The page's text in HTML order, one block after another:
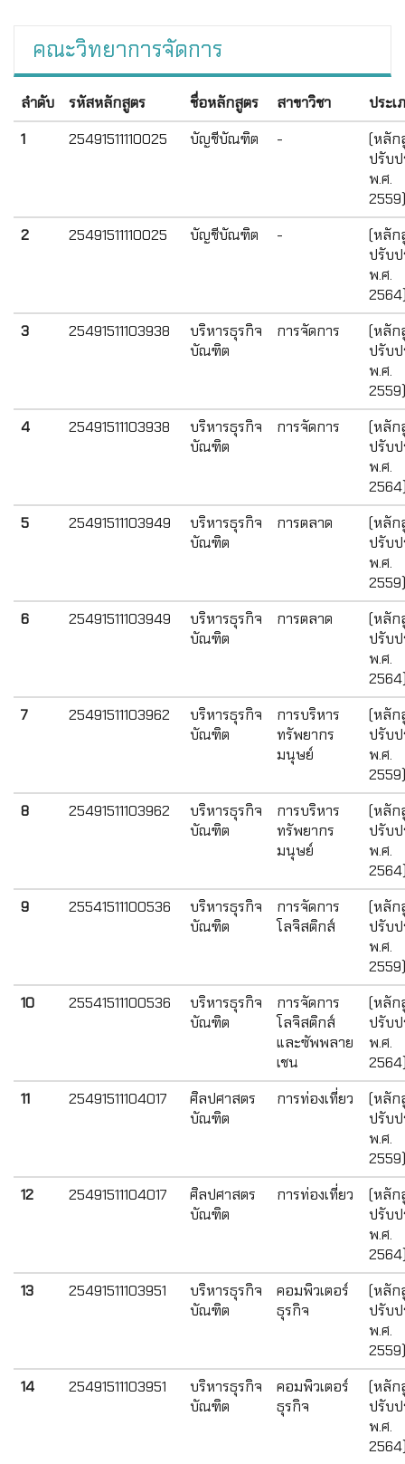
คณะวิทยาการจัดการ
ลำดับ รหัสหลักสูตร ชื่อหลักสูตร สาขาวิชา
ประเ
1
25491511110025 บัญชีบัณฑิต -
(หลัก
ปรับป
พ.ศ.
2559)
2
25491511110025 บัญชีบัณฑิต -
(หลัก
ปรับป
พ.ศ.
3
25491511103938
บริหารธุรกิจ
บัณฑิต
การจัดการ
(หลัก
ปรับป
พ.ศ.
2559)
4
25491511103938
บริหารธุรกิจ
บัณฑิต
การจัดการ
(หลัก
ปรับป
พ.ศ.
5
25491511103949
บริหารธุรกิจ
บัณฑิต
การตลาด
(หลัก
ปรับป
พ.ศ.
2559)
6
25491511103949
บริหารธุรกิจ
บัณฑิต
การตลาด
(หลัก
ปรับป
พ.ศ.
7
25491511103962
บริหารธุรกิจ
บัณฑิต
การบริหาร
ทรัพยากร
มนุษย์
(หลัก
ปรับป
พ.ศ.
2559)
8
25491511103962
บริหารธุรกิจ
บัณฑิต
การบริหาร
ทรัพยากร
มนุษย์
(หลัก
ปรับป
พ.ศ.
9
25541511100536
บริหารธุรกิจ
บัณฑิต
การจัดการ
โลจิสติกส์
(หลัก
ปรับป
พ.ศ.
2559)
10
25541511100536
บริหารธุรกิจ
บัณฑิต
การจัดการ
โลจิสติกส์
และซัพพลาย
เชน
(หลัก
ปรับป
พ.ศ.
11
25491511104017
ศิลปศาสตร
บัณฑิต
การท่องเที่ยว
(หลัก
ปรับป
พ.ศ.
2559)
12
25491511104017
ศิลปศาสตร
บัณฑิต
การท่องเที่ยว
(หลัก
ปรับป
พ.ศ.
13
25491511103951
บริหารธุรกิจ
บัณฑิต
คอมพิวเตอร์
ธุรกิจ
(หลัก
ปรับป
พ.ศ.
2559)
14
25491511103951
บริหารธุรกิจ
บัณฑิต
คอมพิวเตอร์
ธุรกิจ
(หลัก
ปรับป
พ.ศ.